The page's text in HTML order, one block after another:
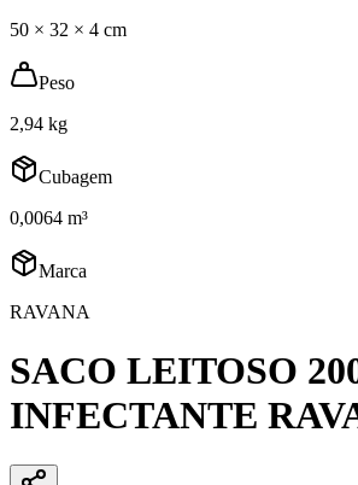
50 × 32 × 4 cm
Peso
2,94 kg
Cubagem
0,0064 m³
Marca
RAVANA
SACO LEITOSO
INFECTANTE